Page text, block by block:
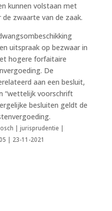
kunnen volstaan met
zwaarte van de zaak.
uitspraak op bezwaar in
hogere forfaitaire
De
aan een besluit,
“wettelijk voorschrift
besluiten geldt de
| jurisprudentie |
| 23-11-2021